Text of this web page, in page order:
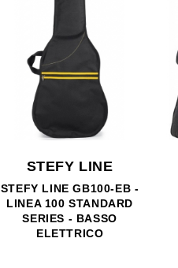
STEFY LINE
STEFY LINE GB100-EB -
LINEA 100 STANDARD
SERIES - BASSO
ELETTRICO